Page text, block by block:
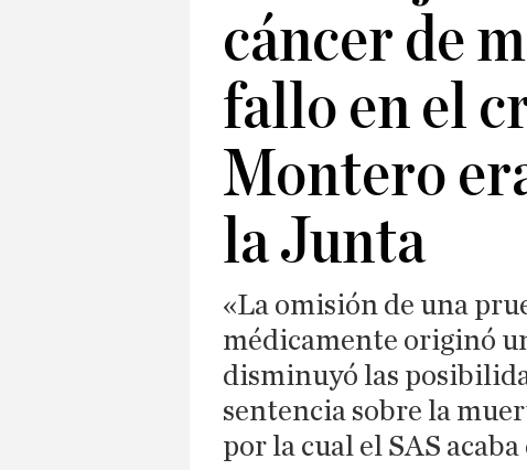
cáncer de
fallo en el
Montero
la Junta
«La omisión de una
médicamente originó
disminuyó las
sentencia sobre la
por la cual el SAS